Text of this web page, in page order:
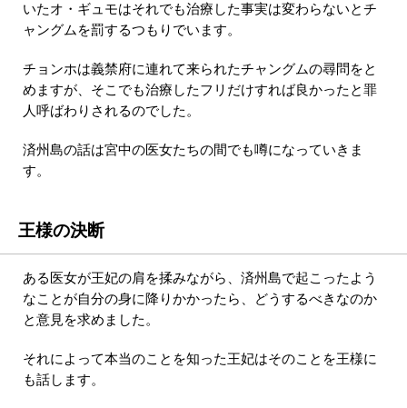
いたオ・ギュモはそれでも治療した事実は変わらないとチ
ャングムを罰するつもりでいます。
チョンホは義禁府に連れて来られたチャングムの尋問をと
めますが、そこでも治療したフリだけすれば良かったと罪
人呼ばわりされるのでした。
済州島の話は宮中の医女たちの間でも噂になっていきま
す。
王様の決断
ある医女が王妃の肩を揉みながら、済州島で起こったよう
なことが自分の身に降りかかったら、どうするべきなのか
と意見を求めました。
それによって本当のことを知った王妃はそのことを王様に
も話します。